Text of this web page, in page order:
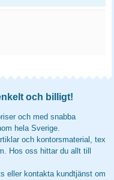
och billigt!
och med snabba
hela Sverige.
och kontorsmaterial, tex
Hos oss hittar du allt till
eller kontakta kundtjänst om